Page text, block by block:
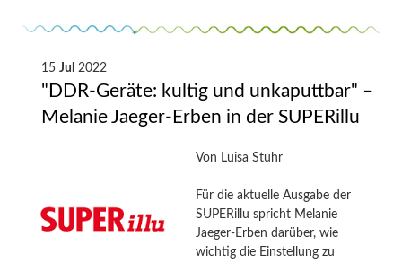
Hand
statt
konsumieren
–
Jaeger-
und
Sabine
Hielscher
im
15 Jul 2022
"DDR-Geräte: kultig und unkaputtbar" –
Melanie Jaeger-Erben in der SUPERillu
Von Luisa Stuhr
Für die aktuelle Ausgabe der
SUPERillu spricht Melanie
Jaeger-Erben darüber, wie
wichtig die Einstellung zu